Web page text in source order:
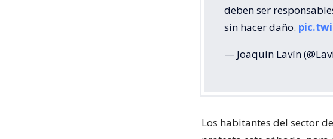
deben ser
sin hacer daño.
— Joaquín Lavín
Los habitantes del sector